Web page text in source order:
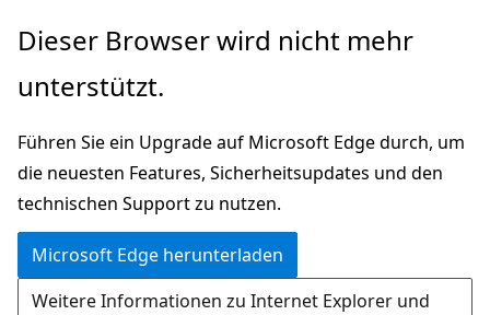
Zu
wechseln
Zur
springen
Dieser Browser wird nicht mehr
unterstützt.
Führen Sie ein Upgrade auf Microsoft Edge durch, um
die neuesten Features, Sicherheitsupdates und den
technischen Support zu nutzen.
Microsoft Edge herunterladen
Weitere Informationen zu Internet Explorer und